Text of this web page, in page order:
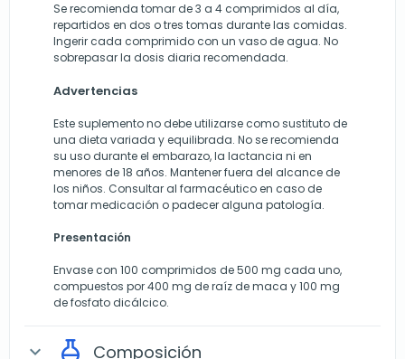
Se recomienda tomar de 3 a 4 comprimidos al día,
repartidos en dos o tres tomas durante las comidas.
Ingerir cada comprimido con un vaso de agua. No
sobrepasar la dosis diaria recomendada.
Advertencias
Este suplemento no debe utilizarse como sustituto de
una dieta variada y equilibrada. No se recomienda
su uso durante el embarazo, la lactancia ni en
menores de 18 años. Mantener fuera del alcance de
los niños. Consultar al farmacéutico en caso de
tomar medicación o padecer alguna patología.
Presentación
Envase con 100 comprimidos de 500 mg cada uno,
compuestos por 400 mg de raíz de maca y 100 mg
de fosfato dicálcico.
expand_more Composición